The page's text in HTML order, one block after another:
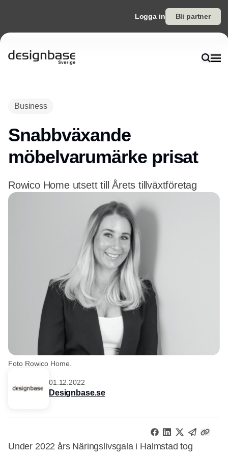
Logga in Bli partner
Business
Snabbväxande
möbelvarumärke prisat
Rowico Home utsett till Årets tillväxtföretag
Foto Rowico Home.
01.12.2022
Designbase.se
Under 2022 års Näringslivsgala i Halmstad tog